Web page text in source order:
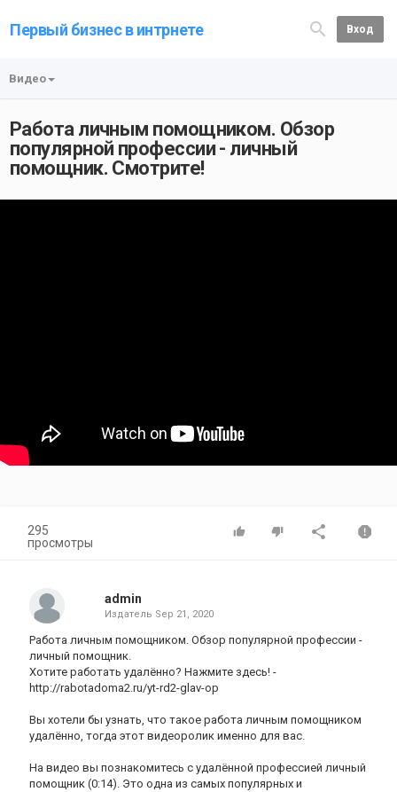
Первый бизнес в интрнете Вход
Видео
Работа личным помощником. Обзор
популярной профессии - личный
помощник. Смотрите!
295
просмотры
admin
Издатель Sep 21, 2020
Работа личным помощником. Обзор популярной профессии -
личный помощник.
Хотите работать удалённо? Нажмите здесь! -
http://rabotadoma2.ru/yt-rd2-glav-op
Вы хотели бы узнать, что такое работа личным помощником
удалённо, тогда этот видеоролик именно для вас.
На видео вы познакомитесь с удалённой профессией личный
помощник (0:14). Это одна из самых популярных и